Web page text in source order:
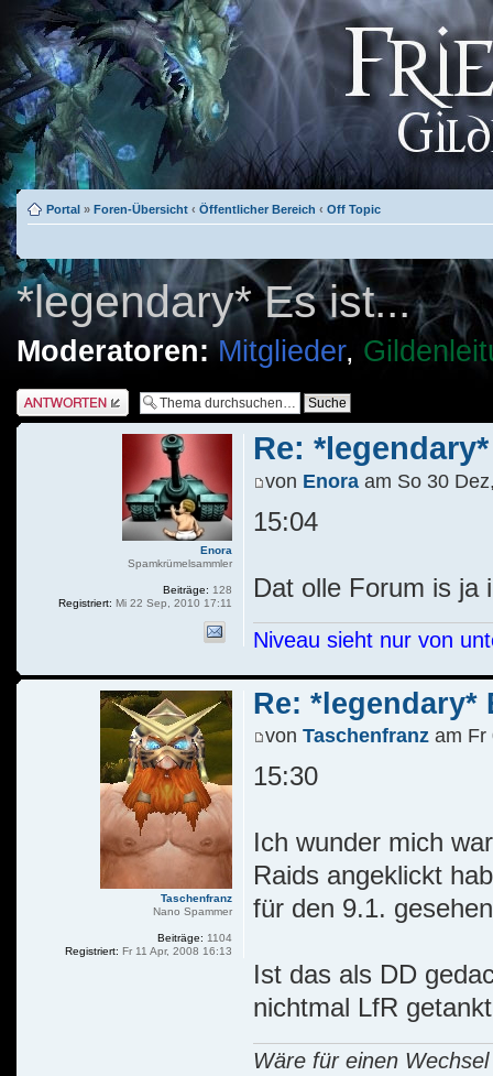
Portal » Foren-Übersicht ‹ Öffentlicher Bereich ‹ Off Topic
*legendary* Es ist...
Moderatoren: Mitglieder,
Antwort schreiben
Re:
von Enoraam So 30
15:04
Dat olle Forum is
Niveau sieht nur von
Enora
Spamkrümelsammler
Beiträge: 128
Registriert: Mi 22 Sep, 2010 17:11
Re: *legendary*
von Taschenfranzam Fr
15:30
Ich wunder mich
Raids angeklickt
für den 9.1.
Ist das als DD
nichtmal LfR
Wäre für einen
Taschenfranz
Nano Spammer
Beiträge: 1104
Registriert: Fr 11 Apr, 2008 16:13